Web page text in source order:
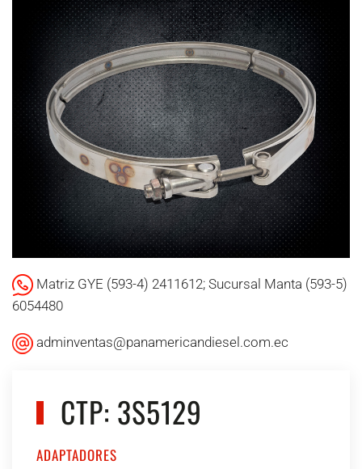
Matriz GYE (593-4) 2411612; Sucursal Manta (593-5)
6054480
adminventas@panamericandiesel.com.ec
CTP: 3S5129
ADAPTADORES